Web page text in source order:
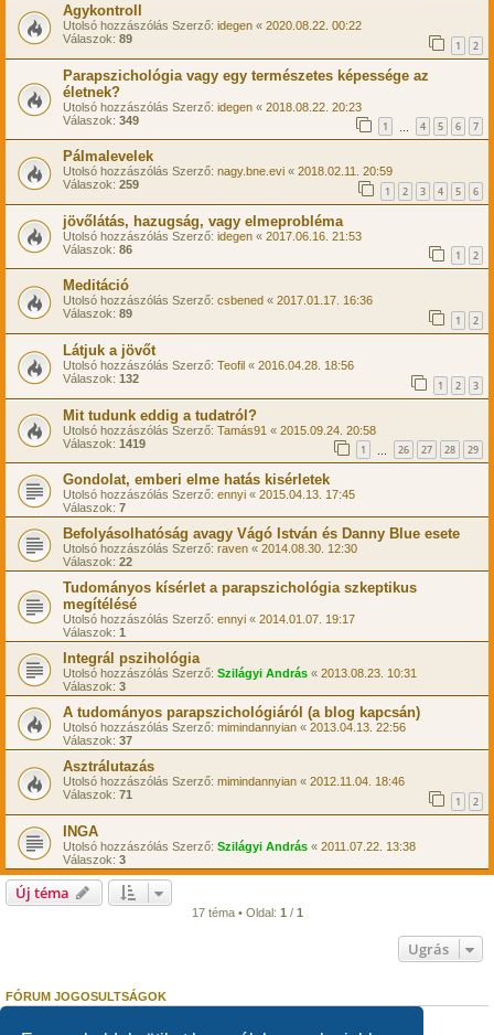
Agykontroll
Utolsó hozzászólás Szerző: idegen « 2020.08.22. 00:22
Válaszok: 89 1 2
Parapszichológia vagy egy természetes képessége az
életnek?
Utolsó hozzászólás Szerző: idegen « 2018.08.22. 20:23
Válaszok: 349 1 4 5 6 7
Pálmalevelek
Utolsó hozzászólás Szerző: nagy.bne.evi « 2018.02.11. 20:59
Válaszok: 259 1 2 3 4 5 6
jövőlátás, hazugság, vagy elmeprobléma
Utolsó hozzászólás Szerző: idegen « 2017.06.16. 21:53
Válaszok: 86 1 2
Meditáció
Utolsó hozzászólás Szerző: csbened « 2017.01.17. 16:36
Válaszok: 89 1 2
Látjuk a jövőt
Utolsó hozzászólás Szerző: Teofil « 2016.04.28. 18:56
Válaszok: 132 1 2 3
Mit tudunk eddig a tudatról?
Utolsó hozzászólás Szerző: Tamás91 « 2015.09.24. 20:58
Válaszok: 1419 1 26 27 28 29
Gondolat, emberi elme hatás kisérletek
Utolsó hozzászólás Szerző: ennyi « 2015.04.13. 17:45
Válaszok: 7
Befolyásolhatóság avagy Vágó István és Danny Blue esete
Utolsó hozzászólás Szerző: raven « 2014.08.30. 12:30
Válaszok: 22
Tudományos kísérlet a parapszichológia szkeptikus
megítélésé
Utolsó hozzászólás Szerző: ennyi « 2014.01.07. 19:17
Válaszok: 1
Integrál pszihológia
Utolsó hozzászólás Szerző: Szilágyi András « 2013.08.23. 10:31
Válaszok: 3
A tudományos parapszichológiáról (a blog kapcsán)
Utolsó hozzászólás Szerző: mimindannyian « 2013.04.13. 22:56
Válaszok: 37
Asztrálutazás
Utolsó hozzászólás Szerző: mimindannyian « 2012.11.04. 18:46
Válaszok: 71 1 2
INGA
Utolsó hozzászólás Szerző: Szilágyi András « 2011.07.22. 13:38
Válaszok: 3
Új téma
17 téma • Oldal: 1 / 1
Ugrás
FÓRUM JOGOSULTSÁGOK